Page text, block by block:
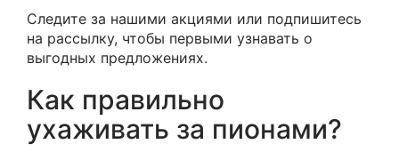
Следите за нашими акциями или подпишитесь
на рассылку, чтобы первыми узнавать о
выгодных предложениях.
Как правильно
ухаживать за пионами?